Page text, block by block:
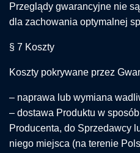
Przeglądy gwarancyjne nie
dla zachowania optymalnej
§ 7 Koszty
Koszty pokrywane przez
– naprawa lub wymiana
– dostawa Produktu w
Producenta, do Sprzedawcy
niego miejsca (na terenie